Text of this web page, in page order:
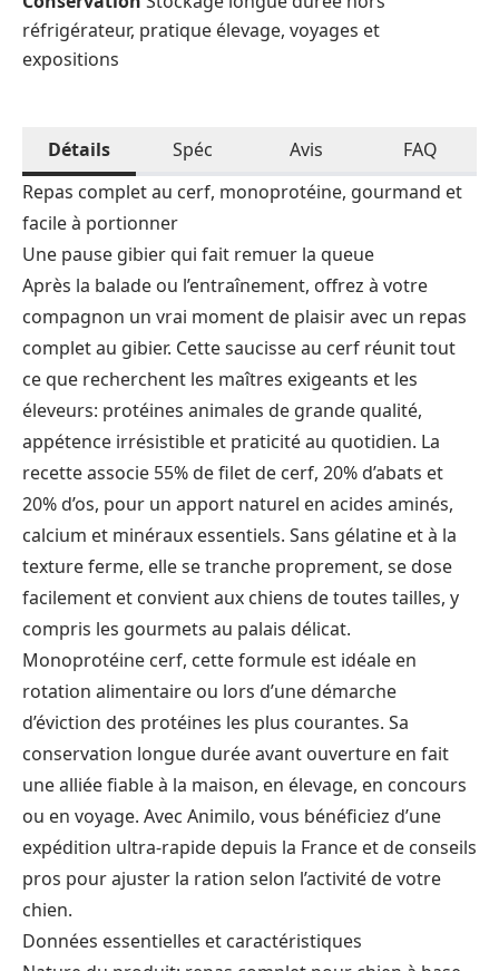
réfrigérateur, pratique élevage, voyages et
expositions
Détails Spéc Avis
FAQ
Repas complet au cerf, monopro­téine, gourmand et
facile à portionner
Une pause gibier qui fait remuer la queue
Après la balade ou l’entraînement, offrez à votre
compagnon un vrai moment de plaisir avec un repas
complet au gibier. Cette saucisse au cerf réunit tout
ce que recherchent les maîtres exigeants et les
éleveurs: protéines animales de grande qualité,
appétence irrésistible et praticité au quotidien. La
recette associe 55% de filet de cerf, 20% d’abats et
20% d’os, pour un apport naturel en acides aminés,
calcium et minéraux essentiels. Sans gélatine et à la
texture ferme, elle se tranche proprement, se dose
facilement et convient aux chiens de toutes tailles, y
compris les gourmets au palais délicat.
Monoprotéine cerf, cette formule est idéale en
rotation alimentaire ou lors d’une démarche
d’éviction des protéines les plus courantes. Sa
conservation longue durée avant ouverture en fait
une alliée fiable à la maison, en élevage, en concours
ou en voyage. Avec Animilo, vous bénéficiez d’une
expédition ultra-rapide depuis la France et de conseils
pros pour ajuster la ration selon l’activité de votre
chien.
Données essentielles et caractéristiques